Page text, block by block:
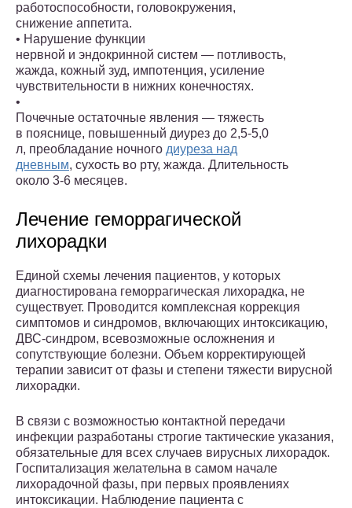
работоспособности, головокружения,
снижение аппетита.
• Нарушение функции
нервной и эндокринной систем — потливость,
жажда, кожный зуд, импотенция, усиление
чувствительности в нижних конечностях.
•
Почечные остаточные явления — тяжесть
в пояснице, повышенный диурез до 2,5-5,0
л, преобладание ночного диуреза над
дневным, сухость во рту, жажда. Длительность
около 3-6 месяцев.
Лечение геморрагической
лихорадки
Единой схемы лечения пациентов, у которых
диагностирована геморрагическая лихорадка, не
существует. Проводится комплексная коррекция
симптомов и синдромов, включающих интоксикацию,
ДВС-синдром, всевозможные осложнения и
сопутствующие болезни. Объем корректирующей
терапии зависит от фазы и степени тяжести вирусной
лихорадки.
В связи с возможностью контактной передачи
инфекции разработаны строгие тактические указания,
обязательные для всех случаев вирусных лихорадок.
Госпитализация желательна в самом начале
лихорадочной фазы, при первых проявлениях
интоксикации. Наблюдение пациента с